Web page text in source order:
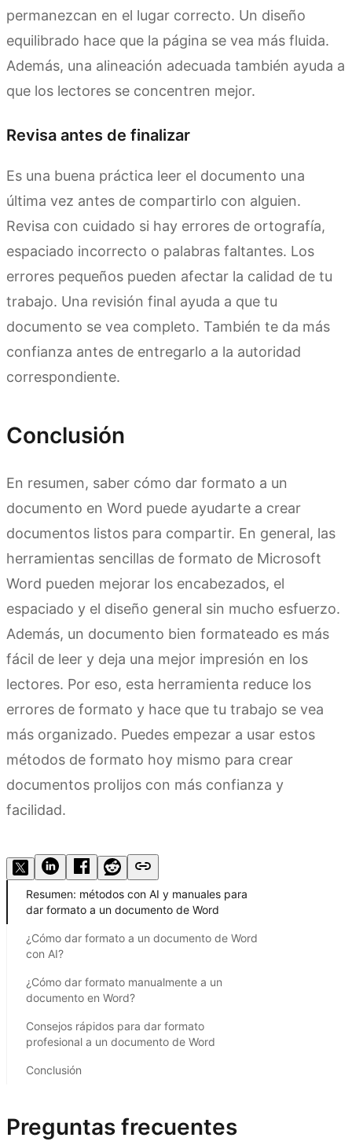
permanezcan en el lugar correcto. Un diseño
equilibrado hace que la página se vea más fluida.
Además, una alineación adecuada también ayuda a
que los lectores se concentren mejor.
Revisa antes de finalizar
Es una buena práctica leer el documento una
última vez antes de compartirlo con alguien.
Revisa con cuidado si hay errores de ortografía,
espaciado incorrecto o palabras faltantes. Los
errores pequeños pueden afectar la calidad de tu
trabajo. Una revisión final ayuda a que tu
documento se vea completo. También te da más
confianza antes de entregarlo a la autoridad
correspondiente.
Conclusión
En resumen, saber cómo dar formato a un
documento en Word puede ayudarte a crear
documentos listos para compartir. En general, las
herramientas sencillas de formato de Microsoft
Word pueden mejorar los encabezados, el
espaciado y el diseño general sin mucho esfuerzo.
Además, un documento bien formateado es más
fácil de leer y deja una mejor impresión en los
lectores. Por eso, esta herramienta reduce los
errores de formato y hace que tu trabajo se vea
más organizado. Puedes empezar a usar estos
métodos de formato hoy mismo para crear
documentos prolijos con más confianza y
facilidad.
Resumen: métodos con AI y manuales para
dar formato a un documento de Word
¿Cómo dar formato a un documento de Word
con AI?
¿Cómo dar formato manualmente a un
documento en Word?
Consejos rápidos para dar formato
profesional a un documento de Word
Conclusión
Preguntas frecuentes